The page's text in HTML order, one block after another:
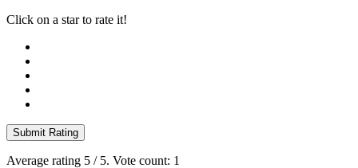
Click on a star to rate it!
Submit Rating
Average rating 5 / 5. Vote count: 1